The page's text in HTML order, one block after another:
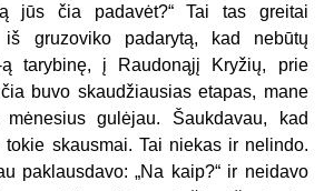
jūs čia padavėt?“ Tai tas greitai
iš gruzoviko padarytą, kad nebūtų
tarybinę, į Raudonąjį Kryžių, prie
buvo skaudžiausias etapas, mane
gulėjau. Šaukdavau, kad
skausmai. Tai niekas ir nelindo.
paklausdavo: „Na kaip?“ ir neidavo